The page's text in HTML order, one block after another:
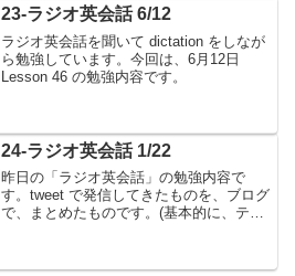
Les...
23-ラジオ英会話 6/12
ラジオ英会話を聞いて dictation をしなが
ら勉強しています。今回は、6月12日
Lesson 46 の勉強内容です。
24-ラジオ英会話 1/22
昨日の「ラジオ英会話」の勉強内容で
す。tweet で発信してきたものを、ブログ
で、まとめたものです。(基本的に、テキ
は...「感謝したい」「頼み事をしたい」